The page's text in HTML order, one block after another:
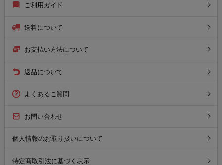
ご利用ガイド
送料について
お支払い方法について
返品について
よくあるご質問
お問い合わせ
個人情報のお取り扱いについて
特定商取引法に基づく表示